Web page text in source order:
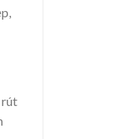
rút